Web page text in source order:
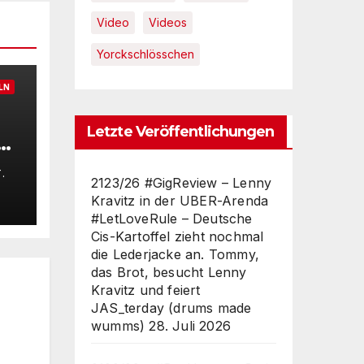
Video Videos
Yorckschlösschen
Letzte Veröffentlichungen
2123/26 #GigReview – Lenny
Kravitz in der UBER-Arenda
#LetLoveRule – Deutsche
Cis-Kartoffel zieht nochmal
die Lederjacke an. Tommy,
das Brot, besucht Lenny
Kravitz und feiert
JAS_terday (drums made
wumms) 28. Juli 2026